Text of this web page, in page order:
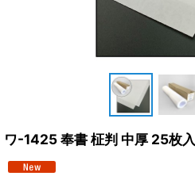
ワ-1425 奉書 柾判 中厚 25枚入